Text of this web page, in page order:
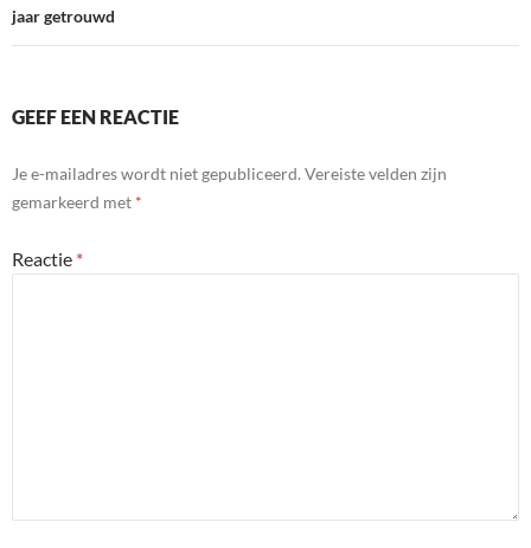
jaar getrouwd
GEEF EEN REACTIE
Je e-mailadres wordt niet gepubliceerd. Vereiste velden zijn
gemarkeerd met *
Reactie *